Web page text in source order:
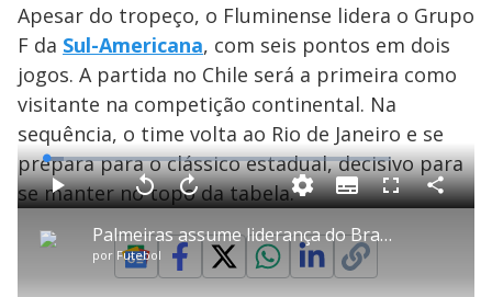
Apesar do tropeço, o Fluminense lidera o Grupo
F da Sul-Americana, com seis pontos em dois
jogos. A partida no Chile será a primeira como
visitante na competição continental. Na
sequência, o time volta ao Rio de Janeiro e se
prepara para o clássico estadual, decisivo para
se manter no topo da tabela.
P Palmeiras assume liderança do Brasileirão ao vencer Fortaleza
por Futebol
P V
l
t
a
r
1
0
A
n
ç
a
1
L
o
a
d
e
5
.
S
u
b
i
l
e
s
F C
o